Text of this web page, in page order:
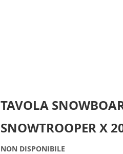
TAVOLA
SNOWTROOPER X
NON DISPONIBILE